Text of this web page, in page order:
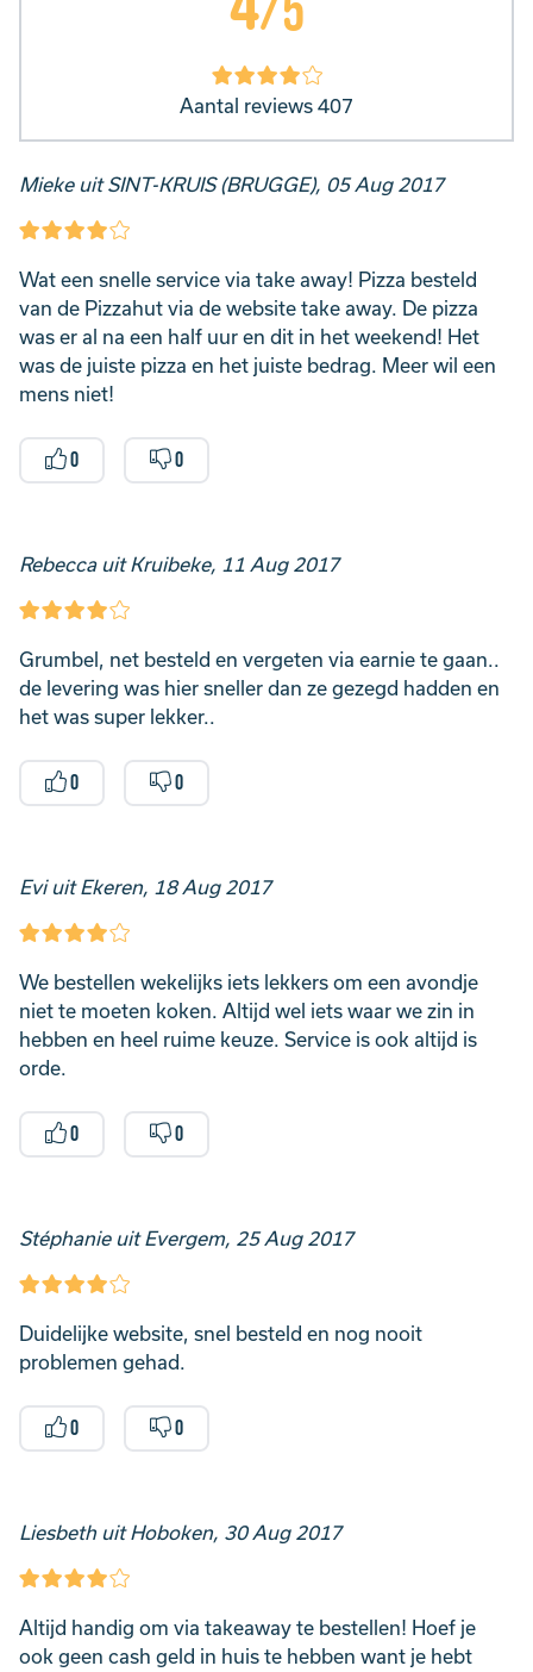
Aantal reviews 407
Mieke uit SINT-KRUIS (BRUGGE), 05 Aug 2017
Wat een snelle service via take away! Pizza besteld
van de Pizzahut via de website take away. De pizza
was er al na een half uur en dit in het weekend! Het
was de juiste pizza en het juiste bedrag. Meer wil een
mens niet!
0 0
Rebecca uit Kruibeke, 11 Aug 2017
Grumbel, net besteld en vergeten via earnie te gaan..
de levering was hier sneller dan ze gezegd hadden en
het was super lekker..
0 0
Evi uit Ekeren, 18 Aug 2017
We bestellen wekelijks iets lekkers om een avondje
niet te moeten koken. Altijd wel iets waar we zin in
hebben en heel ruime keuze. Service is ook altijd is
orde.
0 0
Stéphanie uit Evergem, 25 Aug 2017
Duidelijke website, snel besteld en nog nooit
problemen gehad.
0 0
Liesbeth uit Hoboken, 30 Aug 2017
Altijd handig om via takeaway te bestellen! Hoef je
ook geen cash geld in huis te hebben want je hebt